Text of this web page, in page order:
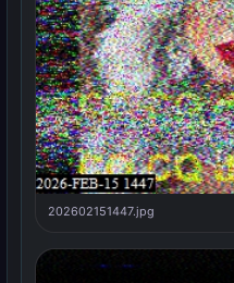
202602151447.jpg